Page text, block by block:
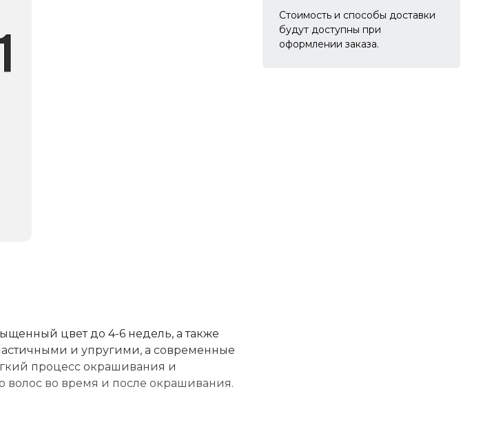
Стоимость и способы доставки
будут доступны при
оформлении заказа.
цвет до 4-6 недель, а также
и упругими, а современные
процесс окрашивания и
во время и после окрашивания.